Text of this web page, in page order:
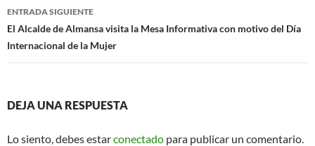
ENTRADA SIGUIENTE
El Alcalde de Almansa visita la Mesa Informativa con motivo del Día
Internacional de la Mujer
DEJA UNA RESPUESTA
Lo siento, debes estarconectado para publicar un comentario.